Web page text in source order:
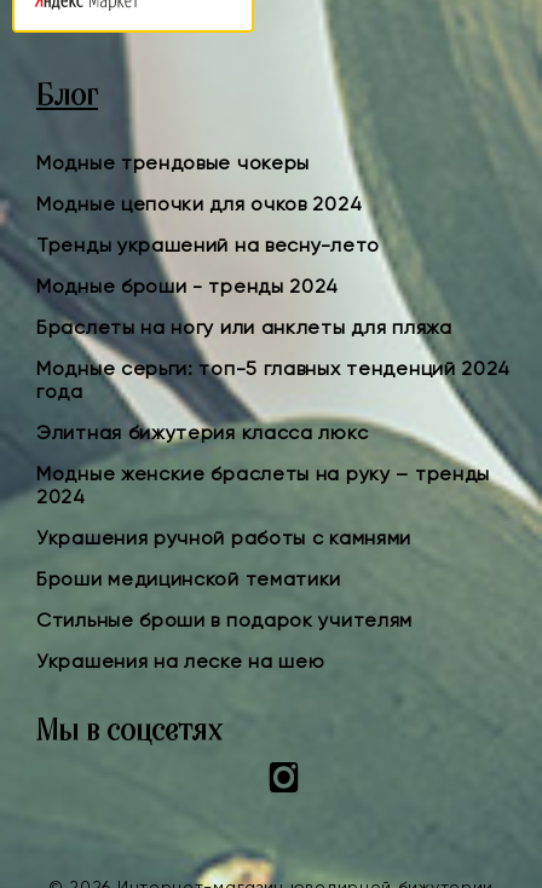
Блог
Модные трендовые чокеры
Модные цепочки для очков 2024
Тренды украшений на весну-лето
Модные броши - тренды 2024
Браслеты на ногу или анклеты для пляжа
Модные серьги: топ-5 главных тенденций 2024
года
Элитная бижутерия класса люкс
Модные женские браслеты на руку – тренды
2024
Украшения ручной работы с камнями
Броши медицинской тематики
Стильные броши в подарок учителям
Украшения на леске на шею
Мы в соцсетях
Instagram